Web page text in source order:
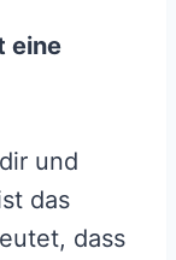
eine
und
das
dass